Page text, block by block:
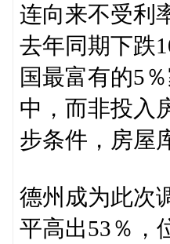
连向来不受利
去年同期下跌
国最富有的5
中，而非投入
步条件，房屋
德州成为此次
平高出53％，